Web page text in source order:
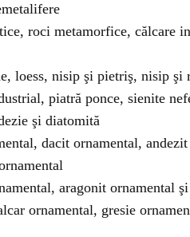
roci metamorfice, călcare
loess, nisip şi pietriş, nisip şi
piatră ponce, sienite
şi diatomită
dacit ornamental,
aragonit ornamental
ornamental, gresie